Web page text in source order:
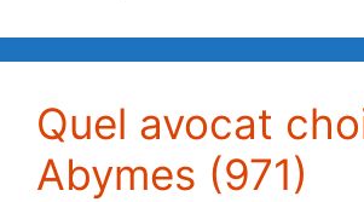
Quel avocat
Abymes (971)